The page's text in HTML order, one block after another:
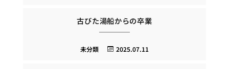
古びた湯船からの卒業
2025.07.11
未分類